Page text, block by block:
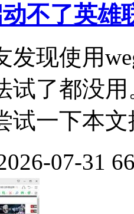
动不了英
发现使用
试了都没
试一下本
07-31